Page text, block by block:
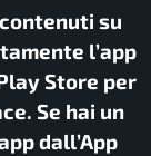
su
l’app
Store per
Se hai un
dall’App